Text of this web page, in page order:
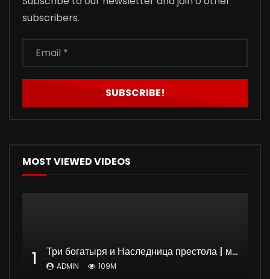
subscribers.
MOST VIEWED VIDEOS
1 Три богатыря и Наследница престола | мультфильм
ADMIN 109M